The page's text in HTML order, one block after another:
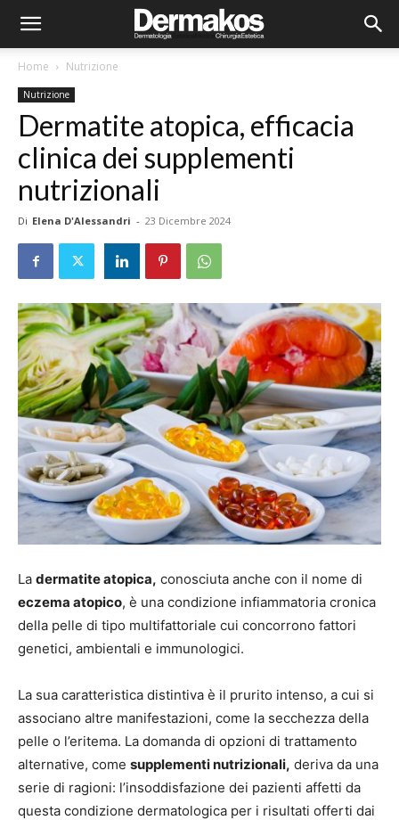
Home Nutrizione
Nutrizione
Dermatite atopica, efficacia
clinica dei supplementi
nutrizionali
Di Elena D'Alessandri - 23 Dicembre 2024
La dermatite atopica, conosciuta anche con il nome di
eczema atopico, è una condizione infiammatoria cronica
della pelle di tipo multifattoriale cui concorrono fattori
genetici, ambientali e immunologici.
La sua caratteristica distintiva è il prurito intenso, a cui si
associano altre manifestazioni, come la secchezza della
pelle o l’eritema. La domanda di opzioni di trattamento
alternative, come supplementi nutrizionali, deriva da una
serie di ragioni: l’insoddisfazione dei pazienti affetti da
questa condizione dermatologica per i risultati offerti dai